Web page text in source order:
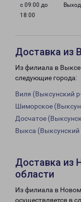
с 09:00 до
18:00
Доставка из
Из филиала в Выксе
следующие города:
Виля (Выксунский
Шиморское
Досчатое
Выкса (Выксунский
Доставка из
области
Из филиала в
осуществляется в